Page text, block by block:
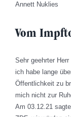
Annett Nuklies
Vom
Sehr geehrter Herr
ich habe lange
Öffentlichkeit zu
mich nicht zur
Am 03.12.21